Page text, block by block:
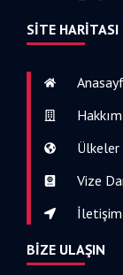
SITE HARITASI
Ülkeler
Vize
İletişim
BIZE ULAŞIN